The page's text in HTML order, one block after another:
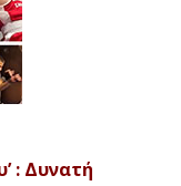
: Δυνατή